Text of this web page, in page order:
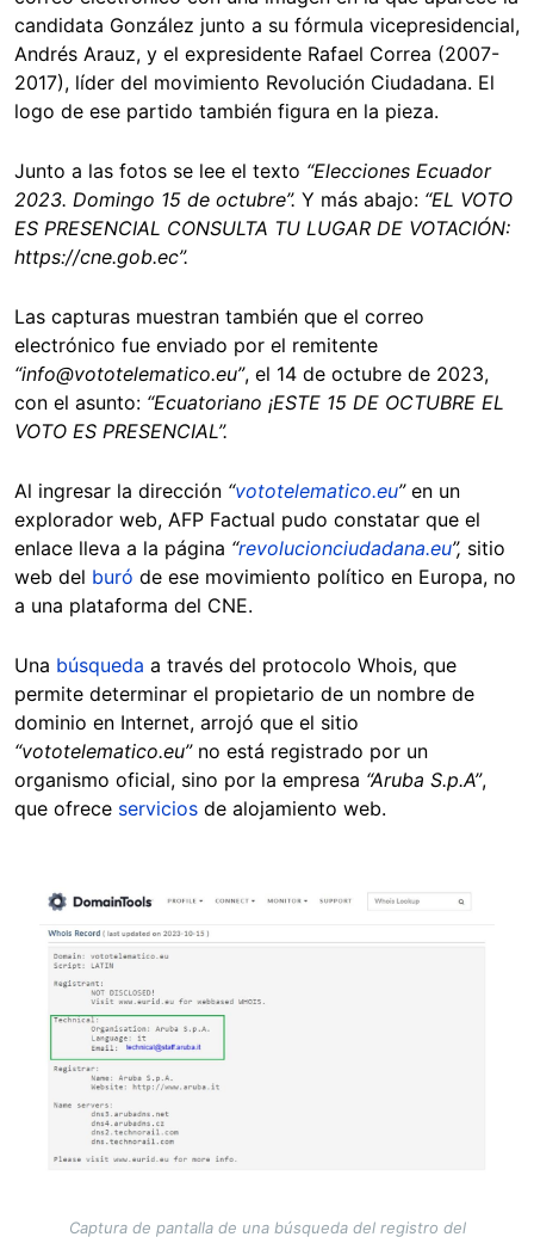
candidata González junto a su fórmula vicepresidencial,
Andrés Arauz, y el expresidente Rafael Correa (2007-
2017), líder del movimiento Revolución Ciudadana. El
logo de ese partido también figura en la pieza.
Junto a las fotos se lee el texto “Elecciones Ecuador
2023. Domingo 15 de octubre”. Y más abajo: “EL VOTO
ES PRESENCIAL CONSULTA TU LUGAR DE VOTACIÓN:
https://cne.gob.ec”.
Las capturas muestran también que el correo
electrónico fue enviado por el remitente
“info@vototelematico.eu”, el 14 de octubre de 2023,
con el asunto: “Ecuatoriano ¡ESTE 15 DE OCTUBRE EL
VOTO ES PRESENCIAL”.
Al ingresar la dirección “vototelematico.eu” en un
explorador web, AFP Factual pudo constatar que el
enlace lleva a la página “revolucionciudadana.eu”, sitio
web del buró de ese movimiento político en Europa, no
a una plataforma del CNE.
Una búsqueda a través del protocolo Whois, que
permite determinar el propietario de un nombre de
dominio en Internet, arrojó que el sitio
“vototelematico.eu” no está registrado por un
organismo oficial, sino por la empresa “Aruba S.p.A”,
que ofrece servicios de alojamiento web.
Image
Captura de pantalla de una búsqueda del registro del